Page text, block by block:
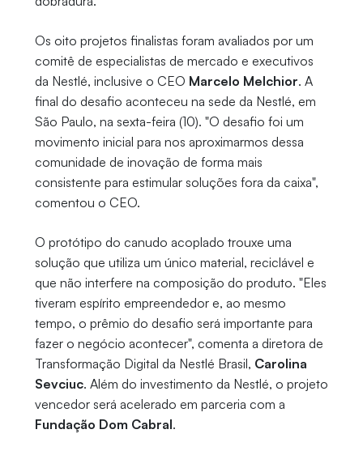
Os oito projetos finalistas foram avaliados por um
comitê de especialistas de mercado e executivos
da Nestlé, inclusive o CEO Marcelo Melchior. A
final do desafio aconteceu na sede da Nestlé, em
São Paulo, na sexta-feira (10). "O desafio foi um
movimento inicial para nos aproximarmos dessa
comunidade de inovação de forma mais
consistente para estimular soluções fora da caixa",
comentou o CEO.
O protótipo do canudo acoplado trouxe uma
solução que utiliza um único material, reciclável e
que não interfere na composição do produto. "Eles
tiveram espírito empreendedor e, ao mesmo
tempo, o prêmio do desafio será importante para
fazer o negócio acontecer", comenta a diretora de
Transformação Digital da Nestlé Brasil, Carolina
Sevciuc. Além do investimento da Nestlé, o projeto
vencedor será acelerado em parceria com a
Fundação Dom Cabral.